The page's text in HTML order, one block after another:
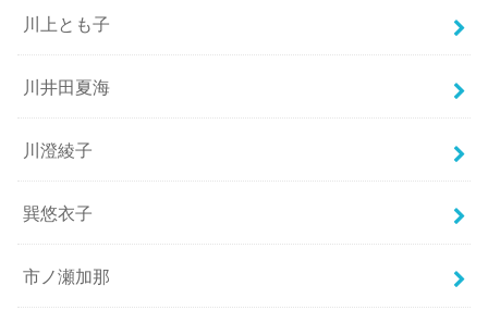
川上とも子
川井田夏海
川澄綾子
巽悠衣子
市ノ瀬加那